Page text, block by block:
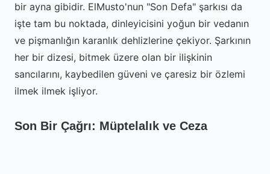
bir ayna gibidir. ElMusto'nun "Son Defa" şarkısı da
işte tam bu noktada, dinleyicisini yoğun bir vedanın
ve pişmanlığın karanlık dehlizlerine çekiyor. Şarkının
her bir dizesi, bitmek üzere olan bir ilişkinin
sancılarını, kaybedilen güveni ve çaresiz bir özlemi
ilmek ilmek işliyor.
Son Bir Çağrı: Müptelalık ve Ceza